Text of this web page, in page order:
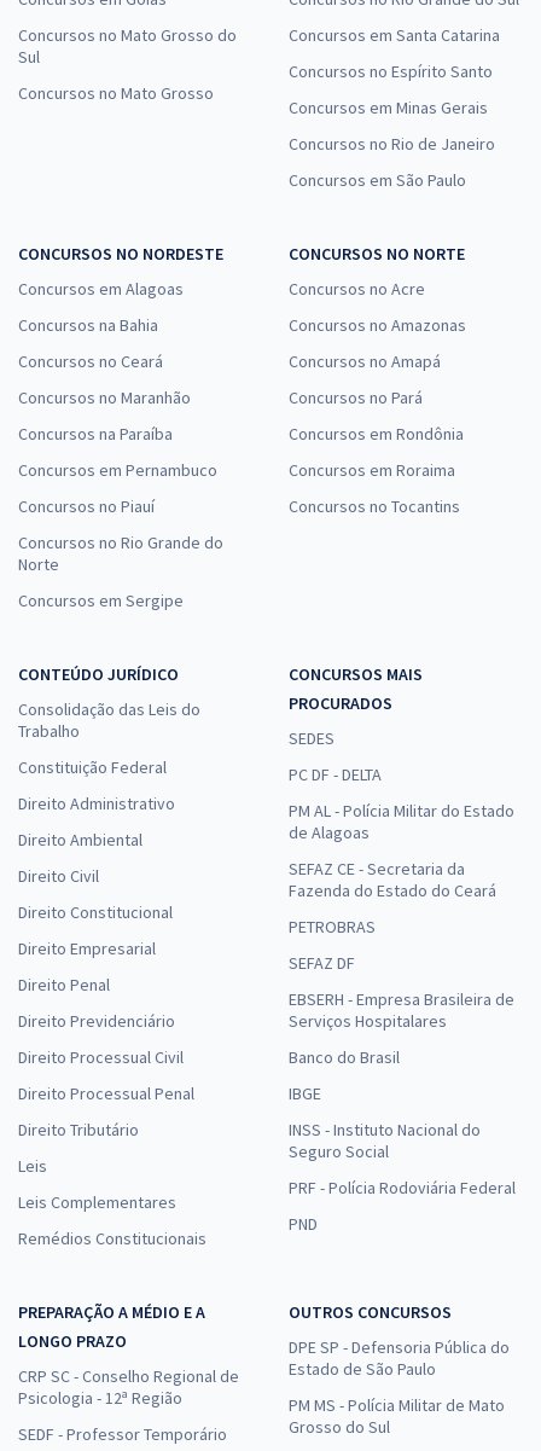
Concursos no Mato Grosso do
Sul
Concursos no Mato Grosso
Concursos em Santa Catarina
Concursos no Espírito Santo
Concursos em Minas Gerais
Concursos no Rio de Janeiro
Concursos em São Paulo
CONCURSOS NO NORDESTE
Concursos em Alagoas
Concursos na Bahia
Concursos no Ceará
Concursos no Maranhão
Concursos na Paraíba
Concursos em Pernambuco
Concursos no Piauí
Concursos no Rio Grande do
Norte
Concursos em Sergipe
CONCURSOS NO NORTE
Concursos no Acre
Concursos no Amazonas
Concursos no Amapá
Concursos no Pará
Concursos em Rondônia
Concursos em Roraima
Concursos no Tocantins
CONTEÚDO JURÍDICO
Consolidação das Leis do
Trabalho
Constituição Federal
Direito Administrativo
Direito Ambiental
Direito Civil
Direito Constitucional
Direito Empresarial
Direito Penal
Direito Previdenciário
Direito Processual Civil
Direito Processual Penal
Direito Tributário
Leis
Leis Complementares
Remédios Constitucionais
CONCURSOS MAIS
PROCURADOS
SEDES
PC DF - DELTA
PM AL - Polícia Militar do Estado
de Alagoas
SEFAZ CE - Secretaria da
Fazenda do Estado do Ceará
PETROBRAS
SEFAZ DF
EBSERH - Empresa Brasileira de
Serviços Hospitalares
Banco do Brasil
IBGE
INSS - Instituto Nacional do
Seguro Social
PRF - Polícia Rodoviária Federal
PND
PREPARAÇÃO A MÉDIO E A
LONGO PRAZO
CRP SC - Conselho Regional de
Psicologia - 12ª Região
SEDF - Professor Temporário
OUTROS CONCURSOS
DPE SP - Defensoria Pública do
Estado de São Paulo
PM MS - Polícia Militar de Mato
Grosso do Sul